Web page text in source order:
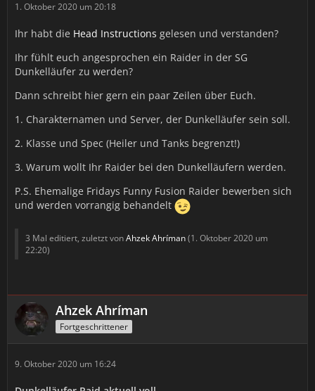
1. Oktober 2020 um 20:18
Ihr habt die Head Instructions gelesen und verstanden?
Ihr fühlt euch angesprochen ein Raider in der SG
Dunkelläufer zu werden?
Dann schreibt hier gern ein paar Zeilen über Euch.
1. Charakternamen und Server, der Dunkelläufer sein soll.
2. Klasse und Spec (Heiler und Tanks begrenzt!)
3. Warum wollt Ihr Raider bei den Dunkelläufern werden.
P.S. Ehemalige Fridays Funny Fusion Raider bewerben sich
und werden vorrangig behandelt
3 Mal editiert, zuletzt vonAhzek Ahríman(1. Oktober 2020 um
22:20)
Ahzek Ahríman
Fortgeschrittener
9. Oktober 2020 um 16:24